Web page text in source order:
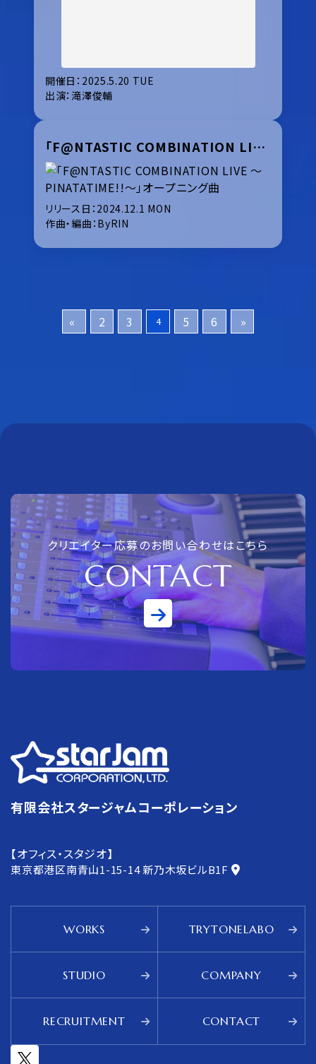
開催日：2025.5.20 TUE
出演：滝澤俊輔
「F@NTASTIC COMBINATION LIVE ～PINATATIME!!～」オープニング曲
リリース日：2024.12.1 MON
作曲・編曲：ByRIN
« 2 3 4 5 6 »
クリエイター応募のお問い合わせはこちら
CONTACT
有限会社スタージャムコーポレーション
【オフィス・スタジオ】
東京都港区南青山1-15-14新乃木坂ビルB1F
WORKS TRYTONELABO
STUDIO COMPANY
RECRUITMENT CONTACT